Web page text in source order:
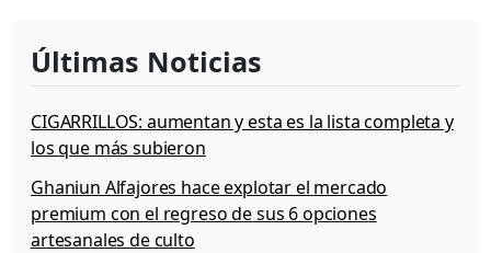
Últimas Noticias
CIGARRILLOS: aumentan y esta es la lista completa y
los que más subieron
Ghaniun Alfajores hace explotar el mercado
premium con el regreso de sus 6 opciones
artesanales de culto